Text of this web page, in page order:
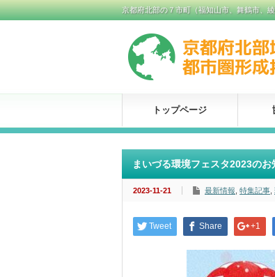
京都府北部の７市町（福知山市、舞鶴市、
トップページ
まいづる環境フェスタ2023のお
2023-11-21 最新情報 特集記事
Tweet Share +1